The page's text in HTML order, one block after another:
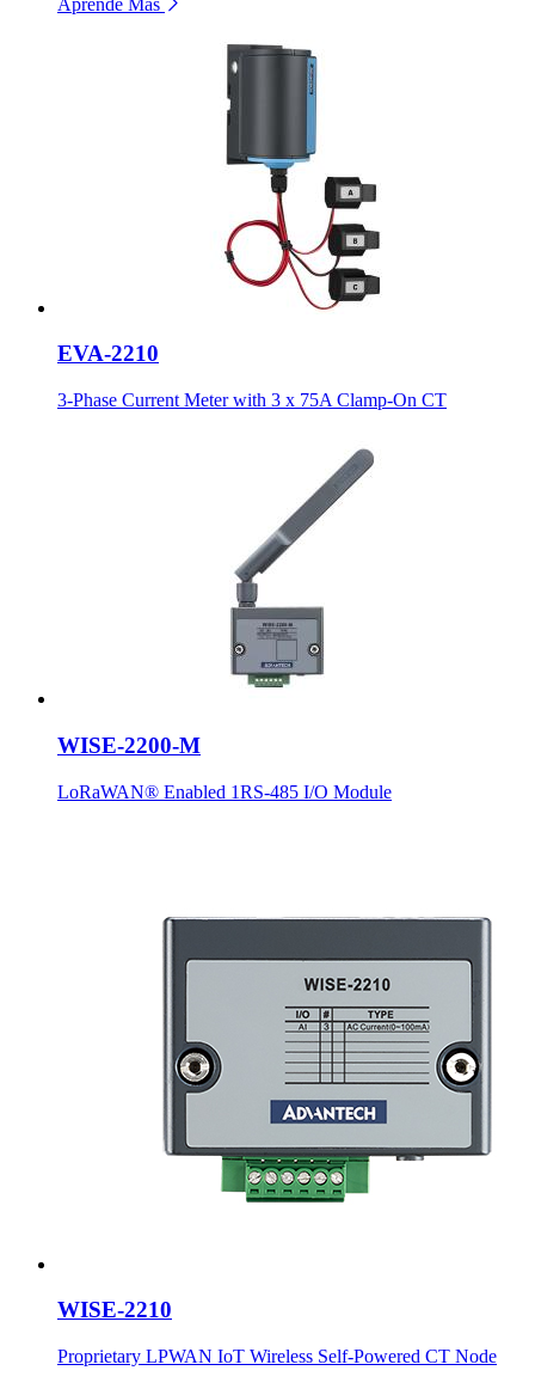
EVA-2210
3-Phase Current Meter with 3 x 75A Clamp-On CT
WISE-2200-M
LoRaWAN® Enabled 1RS-485 I/O Module
WISE-2210
Proprietary LPWAN IoT Wireless Self-Powered CT Node